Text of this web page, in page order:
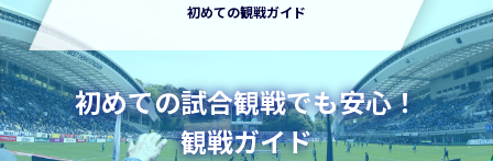
初めての観戦ガイド
初めての試合観戦でも安心！
観戦ガイド